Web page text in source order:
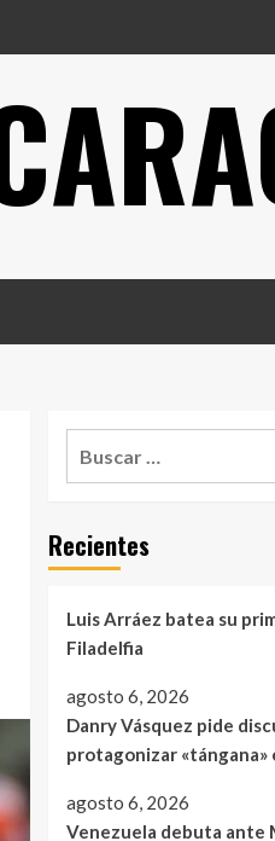
Recientes
Luis Arráez batea su
Filadelfia
agosto 6, 2026
Danry Vásquez pide
protagonizar «tángana»
agosto 6, 2026
Venezuela debuta ante